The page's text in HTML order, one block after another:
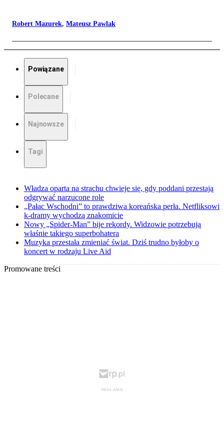
Robert Mazurek, Mateusz Pawlak
Powiązane
Polecane
Najnowsze
Tagi
Władza oparta na strachu chwieje się, gdy poddani przestają
odgrywać narzucone role
„Pałac Wschodni” to prawdziwa koreańska perła. Netfliksowi
k-dramy wychodzą znakomicie
Nowy „Spider-Man” bije rekordy. Widzowie potrzebują
właśnie takiego superbohatera
Muzyka przestała zmieniać świat. Dziś trudno byłoby o
koncert w rodzaju Live Aid
Promowane treści